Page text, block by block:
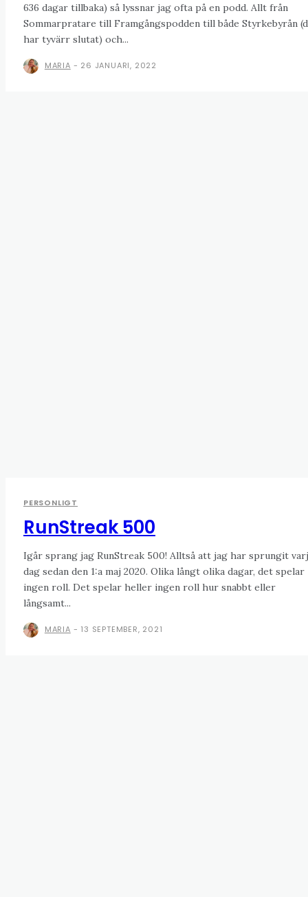
636 dagar tillbaka) så lyssnar jag ofta på en podd. Allt från
Sommarpratare till Framgångspodden till både Styrkebyrån
har tyvärr slutat) och...
MARIA - 26 JANUARI, 2022
PERSONLIGT
RunStreak 500
Igår sprang jag RunStreak 500! Alltså att jag har sprungit
dag sedan den 1:a maj 2020. Olika långt olika dagar, det spelar
ingen roll. Det spelar heller ingen roll hur snabbt eller
långsamt...
MARIA - 13 SEPTEMBER, 2021